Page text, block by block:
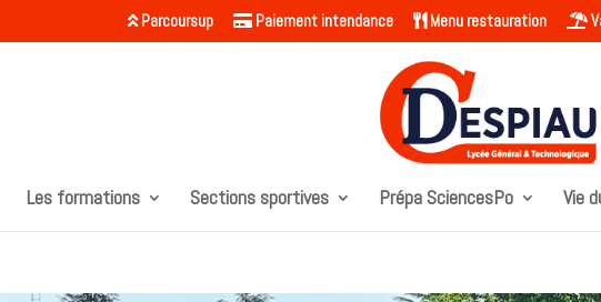
Parcoursup Paiement intendance Menu restauration
Les formations Sections sportives Prépa SciencesPo Vie